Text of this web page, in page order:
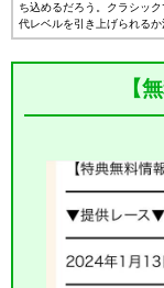
ち込めるだろう。クラシッ
代レベルを引き上げられるか
【